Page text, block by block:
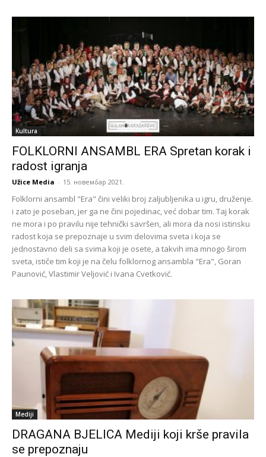
Kultura
FOLKLORNI ANSAMBL ERA Spretan korak i
radost igranja
Užice Media - 15. новембар 2021.
Folklorni ansambl "Era" čini veliki broj zaljubljenika u igru, druženje.
i zato je poseban, jer ga ne čini pojedinac, već dobar tim. Taj korak
ne mora i po pravilu nije tehnički savršen, ali mora da nosi istinsku
radost koja se prepoznaje u svim delovima sveta i koja se
jednostavno deli sa svima koji je osete, a takvih ima mnogo širom
sveta, ističe tim koji je na čelu folklornog ansambla "Era", Goran
Paunović, Vlastimir Veljović i Ivana Cvetković.
Mediji
DRAGANA BJELICA Mediji koji krše pravila
se prepoznaju